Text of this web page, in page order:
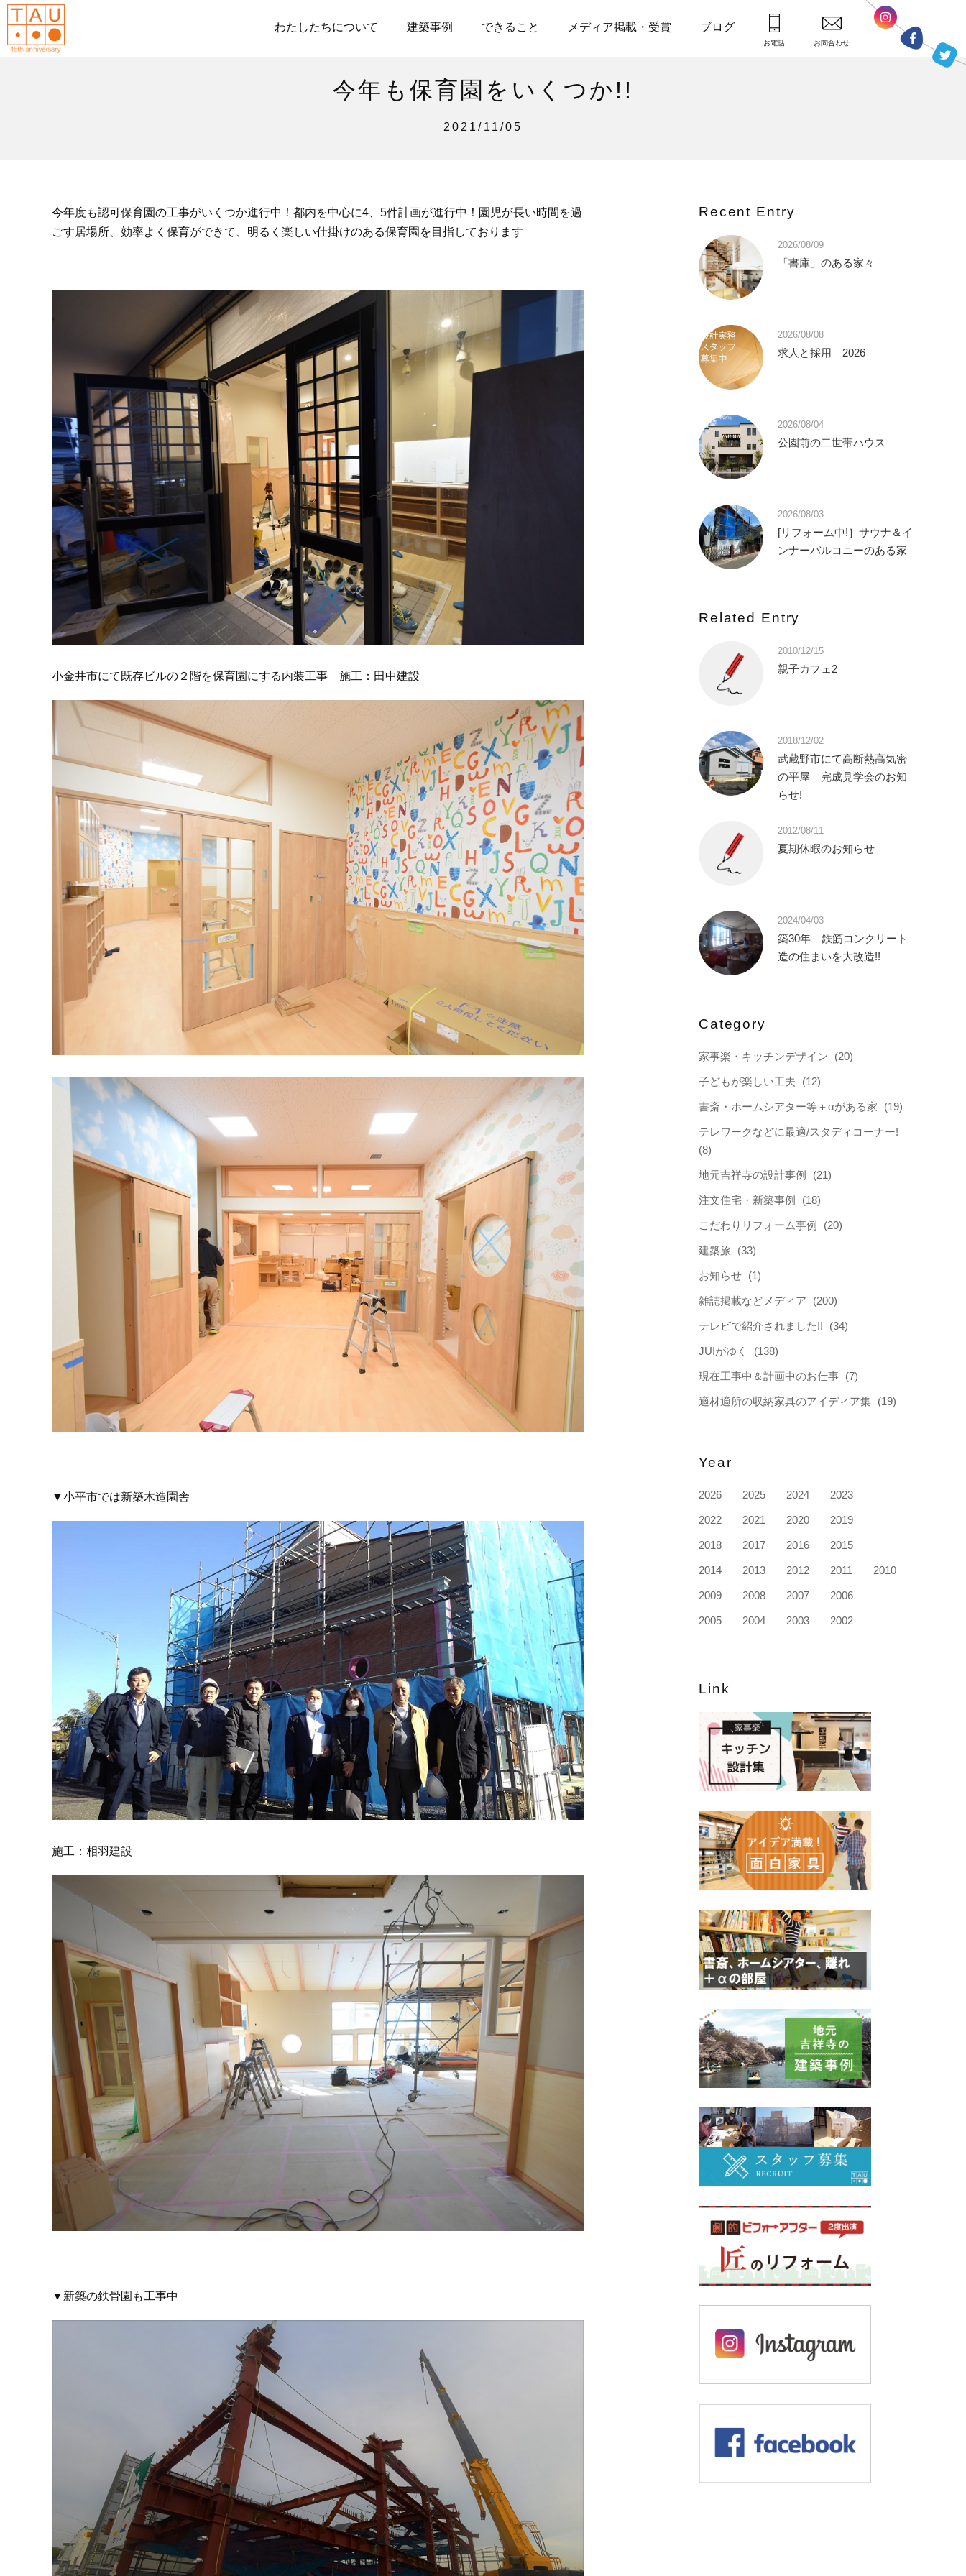
わたしたちについて 建築事例 できること メディア掲載・受賞 ブログ
お電話 お問合わせ
今年も保育園をいくつか!!
2021/11/05
今年度も認可保育園の工事がいくつか進行中！都内を中心に4、5件計画が進行中！園児が長い時間を過
ごす居場所、効率よく保育ができて、明るく楽しい仕掛けのある保育園を目指しております
小金井市にて既存ビルの２階を保育園にする内装工事 施工：田中建設
▼小平市では新築木造園舎
施工：相羽建設
▼新築の鉄骨園も工事中
Recent Entry
2026/08/09
「書庫」のある家々
2026/08/08
求人と採用 2026
2026/08/04
公園前の二世帯ハウス
2026/08/03
[リフォーム中!］サウナ＆イ
ンナーバルコニーのある家
Related Entry
2010/12/15
親子カフェ2
2018/12/02
武蔵野市にて高断熱高気密
の平屋 完成見学会のお知
らせ!
2012/08/11
夏期休暇のお知らせ
2024/04/03
築30年 鉄筋コンクリート
造の住まいを大改造!!
Category
家事楽・キッチンデザイン (20)
子どもが楽しい工夫 (12)
書斎・ホームシアター等＋αがある家 (19)
テレワークなどに最適/スタディコーナー!
(8)
地元吉祥寺の設計事例 (21)
注文住宅・新築事例 (18)
こだわりリフォーム事例 (20)
建築旅 (33)
お知らせ (1)
雑誌掲載などメディア (200)
テレビで紹介されました!! (34)
JUIがゆく (138)
現在工事中＆計画中のお仕事 (7)
適材適所の収納家具のアイディア集 (19)
Year
2026 2025 2024 2023
2022 2021 2020 2019
2018 2017 2016 2015
2014 2013 2012 2011 2010
2009 2008 2007 2006
2005 2004 2003 2002
Link